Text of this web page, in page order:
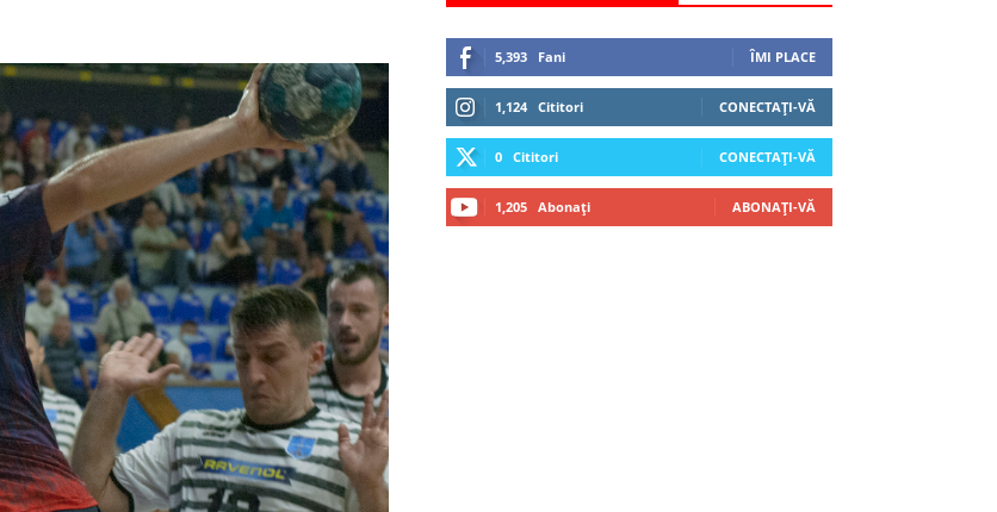
5,393 Fani ÎMI PLACE
1,124 Cititori CONECTAȚI-VĂ
0 Cititori CONECTAȚI-VĂ
1,205 Abonați ABONAȚI-VĂ